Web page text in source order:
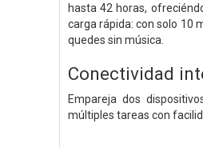
hasta 42 horas,
carga rápida: con solo 10
quedes sin música.
Conectividad
Empareja dos
múltiples tareas con